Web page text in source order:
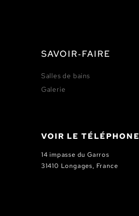
SAVOIR‑FAIRE
Salles de bains
Galerie
VOIR LE TÉLÉPHONE
14 impasse du Garros
31410 Longages, France